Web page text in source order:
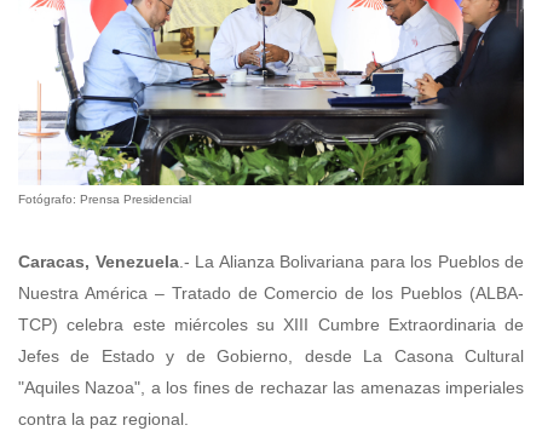
Fotógrafo: Prensa Presidencial
Caracas, Venezuela.- La Alianza Bolivariana para los Pueblos de
Nuestra América – Tratado de Comercio de los Pueblos (ALBA-
TCP) celebra este miércoles su XIII Cumbre Extraordinaria de
Jefes de Estado y de Gobierno, desde La Casona Cultural
"Aquiles Nazoa", a los fines de rechazar las amenazas imperiales
contra la paz regional.